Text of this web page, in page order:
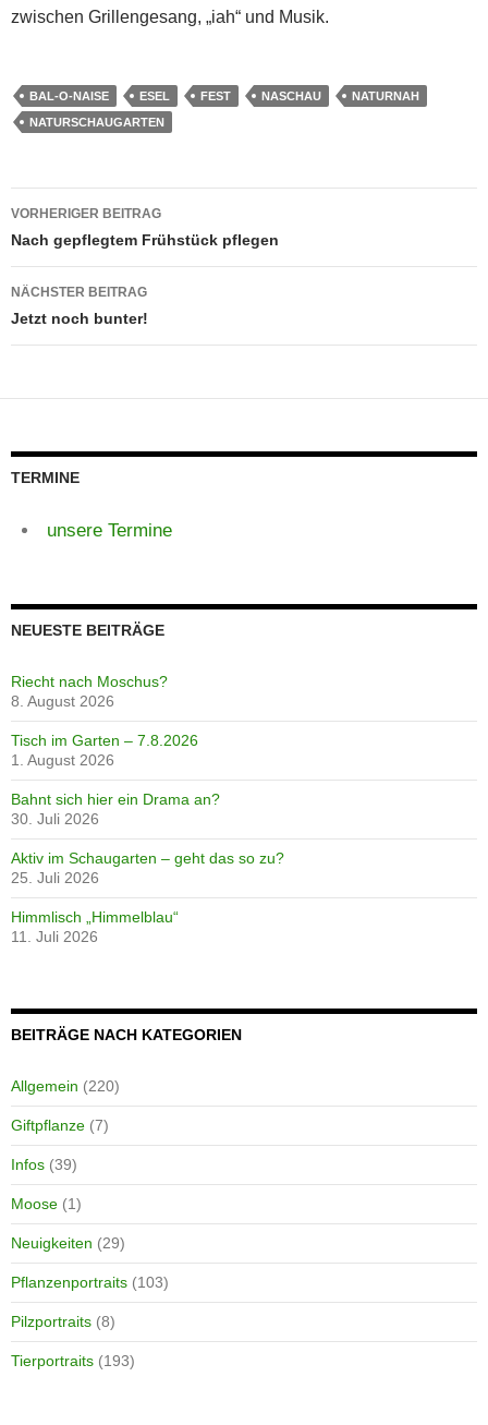
zwischen Grillengesang, „iah“ und Musik.
BAL-O-NAISE ESEL FEST NASCHAU
NATURNAH
NATURSCHAUGARTEN
Beitragsnavigation
VORHERIGER BEITRAG
Nach gepflegtem Frühstück pflegen
NÄCHSTER BEITRAG
Jetzt noch bunter!
TERMINE
unsere Termine
NEUESTE BEITRÄGE
Riecht nach Moschus?
8. August 2026
Tisch im Garten – 7.8.2026
1. August 2026
Bahnt sich hier ein Drama an?
30. Juli 2026
Aktiv im Schaugarten – geht das so zu?
25. Juli 2026
Himmlisch „Himmelblau“
11. Juli 2026
BEITRÄGE NACH KATEGORIEN
Allgemein (220)
Giftpflanze (7)
Infos (39)
Moose (1)
Neuigkeiten (29)
Pflanzenportraits (103)
Pilzportraits (8)
Tierportraits (193)